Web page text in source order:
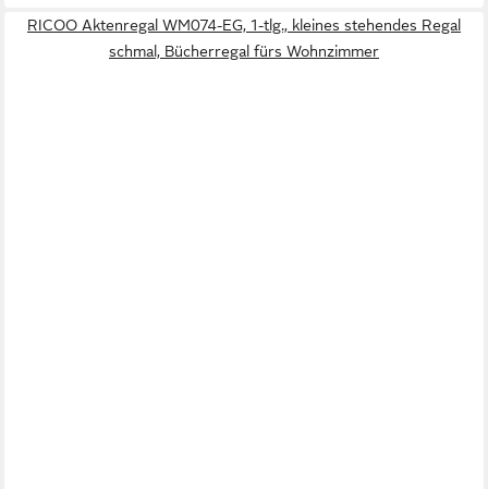
RICOO Aktenregal WM074-EG, 1-tlg., kleines stehendes Regal
schmal, Bücherregal fürs Wohnzimmer